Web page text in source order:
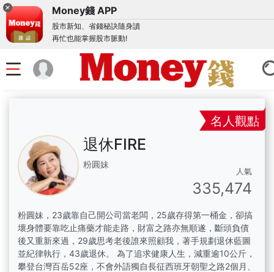
Money錢 APP
股市新知、省錢秘訣隨身讀
再忙也能掌握股市脈動!
名人觀點
退休FIRE
粉圓妹
人氣
335,474
粉圓妹，23歲靠自己開公司當老闆，25歲存得第一桶金，卻搞
壞身體要靠吃止痛藥才能走路，財富之路亦無順遂，斷頭負債
後又重新來過，29歲思考老後誰來照顧我，著手規劃退休藍圖
並紀律執行，43歲退休。 為了追求健康人生，減重逾10公斤，
攀登台灣百岳52座，不會外語獨自長征西班牙朝聖之路2個月、